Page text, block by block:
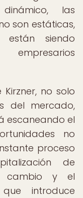
las
son estáticas,
están siendo
no solo
del mercado,
escaneando el
no
proceso
de
cambio y el
introduce